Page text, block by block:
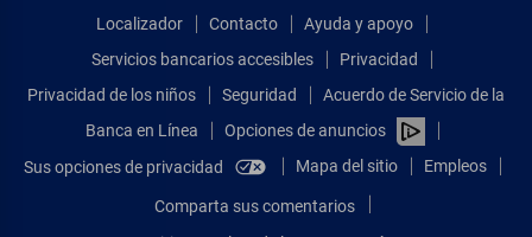
Localizador Contacto
Ayuda y apoyo
Servicios bancarios accesibles
Privacidad
Privacidad de los niños
Seguridad
Acuerdo de Servicio de la
Banca en Línea
Opciones de anuncios
Sus opciones de privacidad
Mapa del sitio Empleos
Comparta sus comentarios